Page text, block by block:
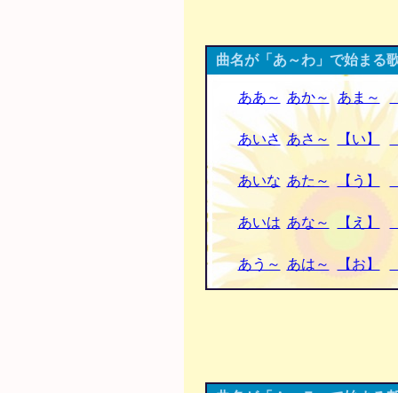
曲名が「あ～わ」で始まる
ああ～ あか～ あま～
あいさ あさ～ 【い】
あいな あた～ 【う】
あいは あな～ 【え】
あう～ あは～ 【お】